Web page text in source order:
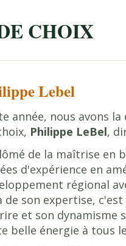
CHOIX
Lebel
année, nous avons
Philippe LeBel,
de la maîtrise en
d'expérience en
régional
de son expertise,
et son dynamisme
belle énergie à tous